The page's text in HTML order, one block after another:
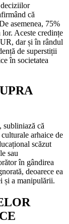
deciziilor
că
asemenea, 75%
Aceste credințe
dar și în rândul
de superstiții
în societatea
subliniază că
arhaice de
scăzut
sau
în gândirea
deoarece ea
și a manipulării.